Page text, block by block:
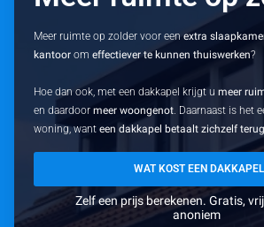
Meer ruimte op zolder voor eenextra
kantoor omeffectiever te kunnen thuiswerken?
Hoe dan ook, met een dakkapel krijgt umeer
en daardoormeer woongenot . Daarnaast is het
woning, wanteen dakkapel betaalt zichzelf terug
WAT KOST EEN DAKKAPEL
Zelf een prijs berekenen. Gratis,
anoniem